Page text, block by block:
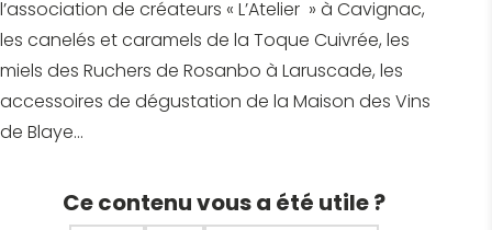
l’association de créateurs « L’Atelier » à Cavignac,
les canelés et caramels de la Toque Cuivrée, les
miels des Ruchers de Rosanbo à Laruscade, les
accessoires de dégustation de la Maison des Vins
de Blaye…
Ce contenu vous a été utile ?